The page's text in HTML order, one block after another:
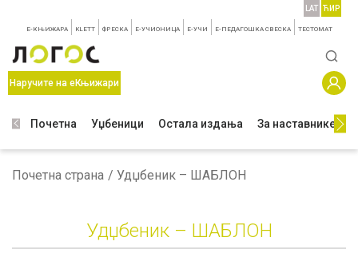
E-КЊИЖАРА KLETT ФРЕСКА E-УЧИОНИЦА E-УЧИ Е-ПЕДАГОШКА СВЕСКА TЕСТОМАТ
LAT ЋИР
Наручите на еКњижари
Почетна Уџбеници Остала издања За наставнике
Почетна страна Удџбеник – ШАБЛОН
Удџбеник – ШАБЛОН